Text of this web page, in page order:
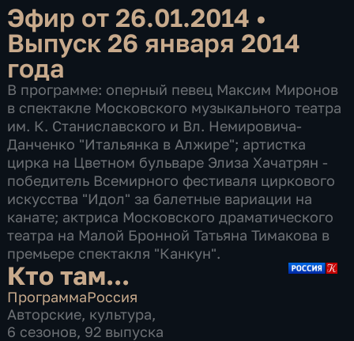
Эфир от 26.01.2014 •
Выпуск 26 января 2014
года
В программе: оперный певец Максим Миронов
в спектакле Московского музыкального театра
им. К. Станиславского и Вл. Немировича-
Данченко "Итальянка в Алжире"; артистка
цирка на Цветном бульваре Элиза Хачатрян -
победитель Всемирного фестиваля циркового
искусства "Идол" за балетные вариации на
канате; актриса Московского драматического
театра на Малой Бронной Татьяна Тимакова в
премьере спектакля "Канкун".
Кто там...
ПрограммаРоссия
Авторские, культура,
6 сезонов, 92 выпуска